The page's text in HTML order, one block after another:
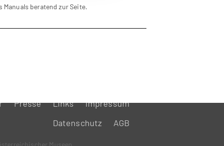
beratend zur Seite.
Presse Links
Impressum
Datenschutz
AGB
Museen